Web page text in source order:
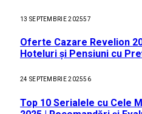
13 SEPTEMBRIE 202557
Oferte Cazare Revelion
Hoteluri și Pensiuni cu
24 SEPTEMBRIE 202556
Top 10 Serialele cu Cele